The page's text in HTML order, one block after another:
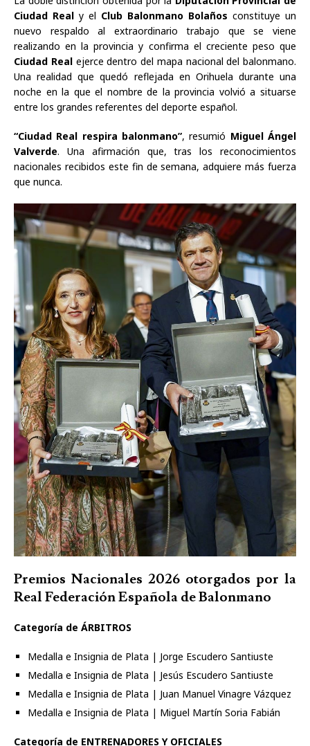
Ciudad Real y el Club Balonmano Bolaños constituye un
nuevo respaldo al extraordinario trabajo que se viene
realizando en la provincia y confirma el creciente peso que
Ciudad Realejerce dentro del mapa nacional del balonmano.
Una realidad que quedó reflejada en Orihuela durante una
noche en la que el nombre de la provincia volvió a situarse
entre los grandes referentes del deporte español.
“Ciudad Real respira balonmano”, resumió Miguel Ángel
Valverde. Una afirmación que, tras los reconocimientos
nacionales recibidos este fin de semana, adquiere más fuerza
que nunca.
Premios Nacionales 2026 otorgados por la
Real Federación Española de Balonmano
Categoría de ÁRBITROS
Medalla e Insignia de Plata | Jorge Escudero Santiuste
Medalla e Insignia de Plata | Jesús Escudero Santiuste
Medalla e Insignia de Plata | Juan Manuel Vinagre Vázquez
Medalla e Insignia de Plata | Miguel Martín Soria Fabián
Categoría de ENTRENADORES Y OFICIALES